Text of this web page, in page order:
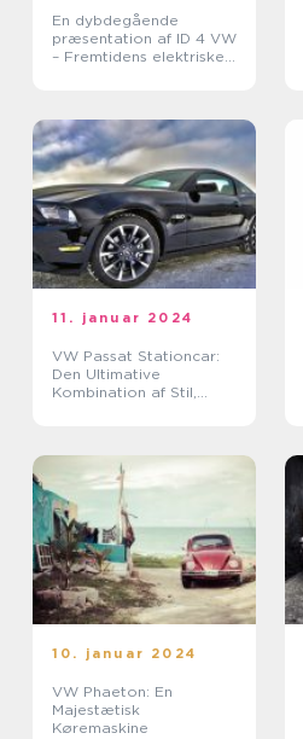
En dybdegående
præsentation af ID 4 VW
– Fremtidens elektriske
11. januar 2024
VW Passat Stationcar:
Den Ultimative
Kombination af Stil,
10. januar 2024
VW Phaeton: En
Majestætisk
Køremaskine